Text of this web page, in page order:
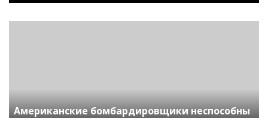
Американские бомбардировщики неспособны